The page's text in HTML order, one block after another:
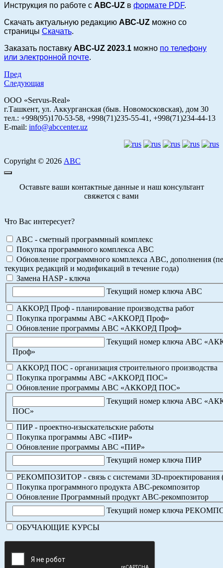
Инструкция по работе с АВС-UZ в формате PDF.
Скачать актуальную редакцию АВС-UZ можно со
страницы Скачать.
Заказать поставку ABC-UZ 2023.1 можно по телефону
или электронной почте.
Пред
Следующая
ООО «Servus-Real»
г.Ташкент, ул. Аккурганская (быв. Новомосковская), дом 30
тел.: +998(95)170-53-58, +998(71)235-55-41, +998(71)234-44-13
E-mail: info@abccenter.uz
Copyright © 2026 АВС
Оставьте ваши контактные данные и наш консультант
свяжется с вами
Что Вас интересует?
ABC - сметный программный комплекс
Покупка программного комплекса АВС
Обновление программного комплекса АВС, дополнения
текущих редакций и модификаций в течение года)
Замена HASP - ключа
Текущий номер ключа АВС
АККОРД Проф - планирование производства работ
Покупка программы АВС «АККОРД Проф»
Обновление программы АВС «АККОРД Проф»
Текущий номер ключа АВС
Проф»
АККОРД ПОС - организация строительного производства
Покупка программы АВС «АККОРД ПОС»
Обновление программы АВС «АККОРД ПОС»
Текущий номер ключа АВС
ПОС»
ПИР - проектно-изыскательские работы
Покупка программы АВС «ПИР»
Обновление программы АВС «ПИР»
Текущий номер ключа ПИР
РЕКОМПОЗИТОР - связь с системами 3D-проектирования
Покупка программного продукта АВС-рекомпозитор
Обновление Программный продукт АВС-рекомпозитор
Текущий номер ключа
ОБУЧАЮЩИЕ КУРСЫ